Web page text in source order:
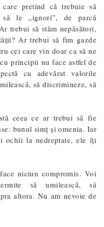
pretind că trebuie să
le „ignori”, de parcă
trebui să stăm nepăsători,
Ar trebui să fim gazde
cei care vin doar ca să ne
principii nu face astfel de
cu adevărat valorile
să discrimineze, să
ceea ce ar trebui să fie
bunul simț și omenia. Iar
ochii la nedreptate, ele îți
niciun compromis. Voi
să umilească, să
altora. Nu am nevoie de